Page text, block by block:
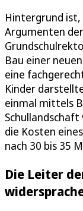
Hintergrund ist,
Argumenten
Bau einer
eine
Kinder
einmal mittels
die Kosten
nach 30 bis 35
Die Leiter